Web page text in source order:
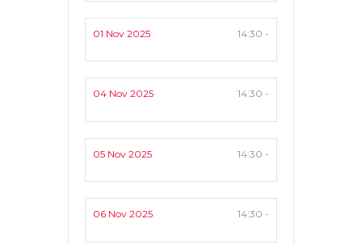
01 Nov 2025 14:30 -
04 Nov 2025 14:30 -
05 Nov 2025 14:30 -
06 Nov 2025 14:30 -